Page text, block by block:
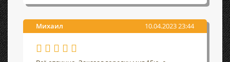
Михаил 10.04.2023 23:44